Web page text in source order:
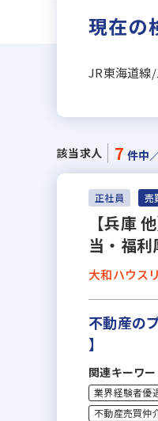
現在の
JR東海道線
該当求人 7 件中
正社員 売
【兵庫
当・福
大和ハウス
不動産の
】
関連キーワ
業界経験者優
不動産売買仲